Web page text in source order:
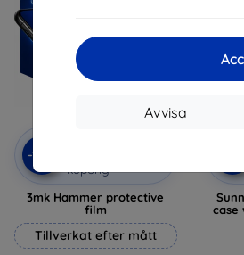
Avvisa
-10%
kupong
3mk Hammer protective
film
Tillverkat efter mått
case